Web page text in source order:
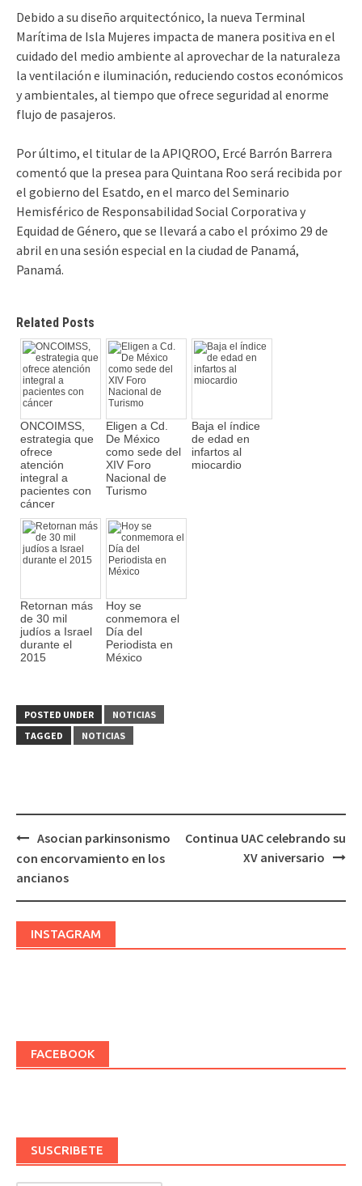
Debido a su diseño arquitectónico, la nueva Terminal
Marítima de Isla Mujeres impacta de manera positiva en el
cuidado del medio ambiente al aprovechar de la naturaleza
la ventilación e iluminación, reduciendo costos económicos
y ambientales, al tiempo que ofrece seguridad al enorme
flujo de pasajeros.
Por último, el titular de la APIQROO, Ercé Barrón Barrera
comentó que la presea para Quintana Roo será recibida por
el gobierno del Esatdo, en el marco del Seminario
Hemisférico de Responsabilidad Social Corporativa y
Equidad de Género, que se llevará a cabo el próximo 29 de
abril en una sesión especial en la ciudad de Panamá,
Panamá.
Related Posts
ONCOIMSS,
estrategia que
ofrece
atención
integral a
pacientes con
cáncer
Eligen a Cd.
De México
como sede del
XIV Foro
Nacional de
Turismo
Baja el índice
de edad en
infartos al
miocardio
Retornan más
de 30 mil
judíos a Israel
durante el
2015
Hoy se
conmemora el
Día del
Periodista en
México
POSTED UNDER
NOTICIAS
TAGGED
NOTICIAS
Post
navigation
Asocian parkinsonismo
con encorvamiento en los
ancianos
Continua UAC celebrando su
XV aniversario
INSTAGRAM
FACEBOOK
SUSCRIBETE